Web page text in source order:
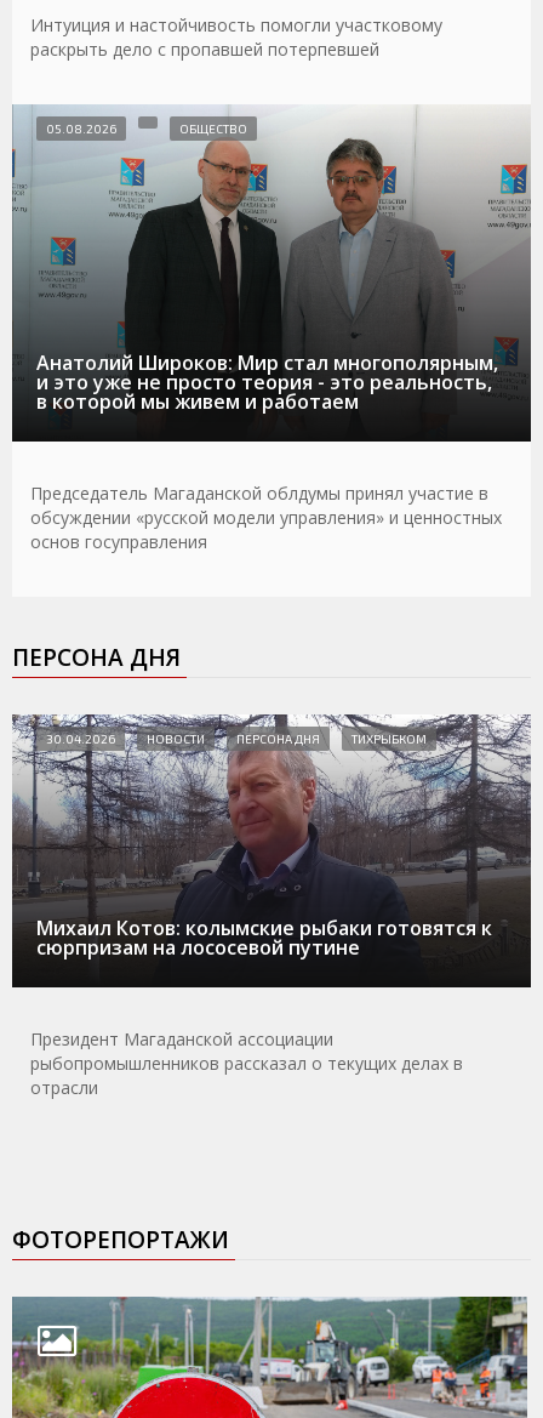
Интуиция и настойчивость помогли участковому
раскрыть дело с пропавшей потерпевшей
Анатолий Широков: Мир стал многополярным,
и это уже не просто теория - это реальность,
в которой мы живем и работаем
05.08.2026 ОБЩЕСТВО
Председатель Магаданской облдумы принял участие в
обсуждении «русской модели управления» и ценностных
основ госуправления
ПЕРСОНА ДНЯ
Михаил Котов: колымские рыбаки готовятся к
сюрпризам на лососевой путине
30.04.2026 НОВОСТИ ПЕРСОНА ДНЯ ТИХРЫБКОМ
Президент Магаданской ассоциации
рыбопромышленников рассказал о текущих делах в
отрасли
ФОТОРЕПОРТАЖИ